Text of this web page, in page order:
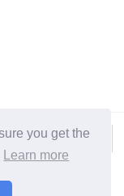
you get the
Learn more
Norsk
Românesc